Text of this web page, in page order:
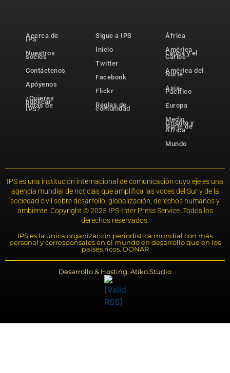
Acerca de
IPS
Nuestros
socios
Contáctenos
Apóyenos
¿Quieres
publicar
notas de
IPS?
Sigue a IPS
Inicio
Twitter
Facebook
Flickr
Reglas de
comunidad
África
América
Latina y el
Caribe
América del
Norte
Asia-
Pacífico
Europa
Medio
Oriente y
Norte de
África
Mundo
IPS es una institución internacional de comunicación cuyo eje es una
agencia mundial de noticias que amplifica las voces del Sur y de la
sociedad civil sobre desarrollo, globalización, derechos humanos y
ambiente. Copyright © 2025 IPS-Inter Press Service. Todos los
derechos reservados.
IPS es la única organización periodística mundial con más
personal y corresponsales en el mundo en desarrollo que en los
países ricos. DONAR
Desarrollo & Hosting: Atiko.Studio